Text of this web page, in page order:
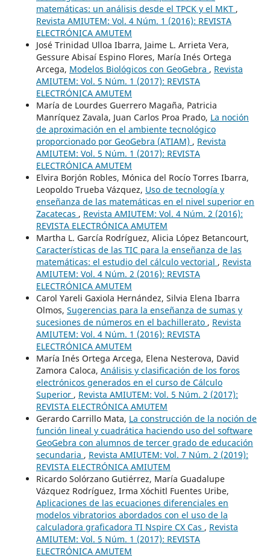
matemáticas: un análisis desde el TPCK y el MKT ,
Revista AMIUTEM: Vol. 4 Núm. 1 (2016): REVISTA
ELECTRÓNICA AMUTEM
José Trinidad Ulloa Ibarra, Jaime L. Arrieta Vera,
Gessure Abisaí Espino Flores, María Inés Ortega
Arcega, Modelos Biológicos con GeoGebra , Revista
AMIUTEM: Vol. 5 Núm. 1 (2017): REVISTA
ELECTRÓNICA AMUTEM
María de Lourdes Guerrero Magaña, Patricia
Manríquez Zavala, Juan Carlos Proa Prado, La noción
de aproximación en el ambiente tecnológico
proporcionado por GeoGebra (ATIAM) , Revista
AMIUTEM: Vol. 5 Núm. 1 (2017): REVISTA
ELECTRÓNICA AMUTEM
Elvira Borjón Robles, Mónica del Rocío Torres Ibarra,
Leopoldo Trueba Vázquez, Uso de tecnología y
enseñanza de las matemáticas en el nivel superior en
Zacatecas , Revista AMIUTEM: Vol. 4 Núm. 2 (2016):
REVISTA ELECTRÓNICA AMUTEM
Martha L. García Rodríguez, Alicia López Betancourt,
Características de las TIC para la enseñanza de las
matemáticas: el estudio del cálculo vectorial , Revista
AMIUTEM: Vol. 4 Núm. 2 (2016): REVISTA
ELECTRÓNICA AMUTEM
Carol Yareli Gaxiola Hernández, Silvia Elena Ibarra
Olmos, Sugerencias para la enseñanza de sumas y
sucesiones de números en el bachillerato , Revista
AMIUTEM: Vol. 4 Núm. 1 (2016): REVISTA
ELECTRÓNICA AMUTEM
María Inés Ortega Arcega, Elena Nesterova, David
Zamora Caloca, Análisis y clasificación de los foros
electrónicos generados en el curso de Cálculo
Superior , Revista AMIUTEM: Vol. 5 Núm. 2 (2017):
REVISTA ELECTRÓNICA AMUTEM
Gerardo Carrillo Mata, La construcción de la noción de
función lineal y cuadrática haciendo uso del software
GeoGebra con alumnos de tercer grado de educación
secundaria , Revista AMIUTEM: Vol. 7 Núm. 2 (2019):
REVISTA ELECTRÓNICA AMIUTEM
Ricardo Solórzano Gutiérrez, María Guadalupe
Vázquez Rodríguez, Irma Xóchitl Fuentes Uribe,
Aplicaciones de las ecuaciones diferenciales en
modelos vibratorios abordados con el uso de la
calculadora graficadora TI Nspire CX Cas , Revista
AMIUTEM: Vol. 5 Núm. 1 (2017): REVISTA
ELECTRÓNICA AMUTEM